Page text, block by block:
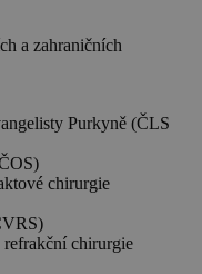
a zahraničních
Purkyně (ČLS
chirurgie
refrakční chirurgie